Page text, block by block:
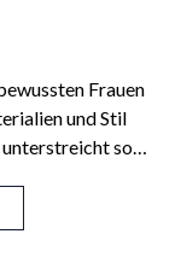
Frauen
und Stil
so